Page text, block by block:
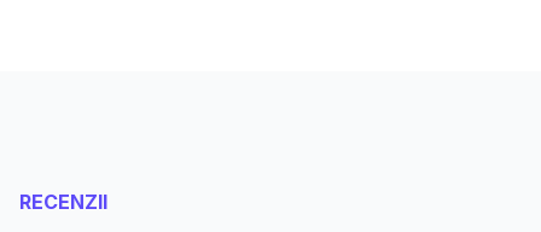
RECENZII